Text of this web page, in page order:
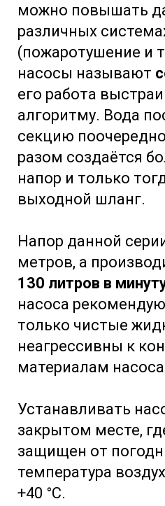
можно повышать
различных
(пожаротушение и
насосы называют
его работа
алгоритму. Вода
секцию
разом создаётся
напор и только
выходной шланг.
Напор данной
метров, а
130 литров в
насоса
только чистые
неагрессивны к
материалам
Устанавливать
закрытом месте,
защищен от
температура
+40 °C.